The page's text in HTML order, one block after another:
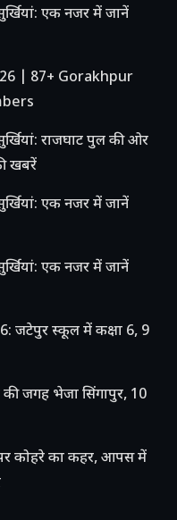
एक नजर में जानें
| 87+ Gorakhpur
राजघाट पुल की ओर
खबरें
एक नजर में जानें
एक नजर में जानें
जटेपुर स्कूल में कक्षा 6, 9
जगह भेजा सिंगापुर, 10
कोहरे का कहर, आपस में